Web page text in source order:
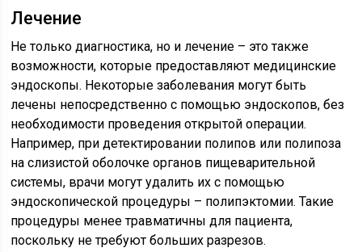
Лечение
Не только диагностика, но и лечение – это также
возможности, которые предоставляют медицинские
эндоскопы. Некоторые заболевания могут быть
лечены непосредственно с помощью эндоскопов, без
необходимости проведения открытой операции.
Например, при детектировании полипов или полипоза
на слизистой оболочке органов пищеварительной
системы, врачи могут удалить их с помощью
эндоскопической процедуры – полипэктомии. Такие
процедуры менее травматичны для пациента,
поскольку не требуют больших разрезов.